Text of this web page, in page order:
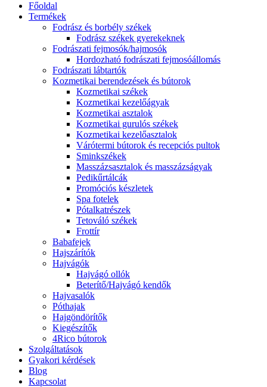
Főoldal
Termékek
Fodrász és borbély székek
Fodrász székek gyerekeknek
Fodrászati fejmosók/hajmosók
Hordozható fodrászati fejmosóállomás
Fodrászati lábtartók
Kozmetikai berendezések és bútorok
Kozmetikai székek
Kozmetikai kezelőágyak
Kozmetikai asztalok
Kozmetikai gurulós székek
Kozmetikai kezelőasztalok
Várótermi bútorok és recepciós pultok
Sminkszékek
Masszázsasztalok és masszázságyak
Pedikűrtálcák
Promóciós készletek
Spa fotelek
Pótalkatrészek
Tetováló székek
Frottír
Babafejek
Hajszárítók
Hajvágók
Hajvágó ollók
Beterítő/Hajvágó kendők
Hajvasalók
Póthajak
Hajgöndörítők
Kiegészítők
4Rico bútorok
Szolgáltatások
Gyakori kérdések
Blog
Kapcsolat